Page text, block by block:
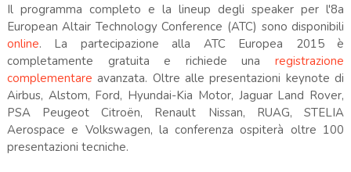
Il programma completo e la lineup degli speaker per l'8a
European Altair Technology Conference (ATC) sono disponibili
online. La partecipazione alla ATC Europea 2015 è
completamente gratuita e richiede unaregistrazione
complementare avanzata. Oltre alle presentazioni keynote di
Airbus, Alstom, Ford, Hyundai-Kia Motor, Jaguar Land Rover,
PSA Peugeot Citroën, Renault Nissan, RUAG, STELIA
Aerospace e Volkswagen, la conferenza ospiterà oltre 100
presentazioni tecniche.